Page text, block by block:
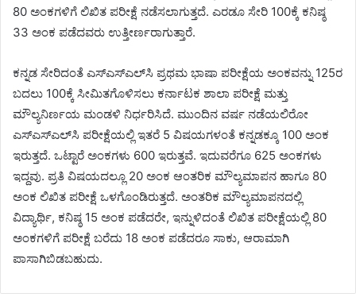
80 ಅಂಕಗಳಿಗೆ ಲಿಖಿತ ಪರೀಕ್ಷೆ ನಡೆಸಲಾಗುತ್ತದೆ. ಎರಡೂ ಸೇರಿ 100ಕ್ಕೆ ಕನಿಷ್ಠ
33 ಅಂಕ ಪಡೆದವರು ಉತ್ತೀರ್ಣರಾಗುತ್ತಾರೆ.
ಕನ್ನಡ ಸೇರಿದಂತೆ ಎಸ್‌ಎಸ್‌ಎಲ್‌ಸಿ ಪ್ರಥಮ ಭಾಷಾ ಪರೀಕ್ಷೆಯ ಅಂಕವನ್ನು 125ರ
ಬದಲು 100ಕ್ಕೆ ಸೀಮಿತಗೊಳಿಸಲು ಕರ್ನಾಟಕ ಶಾಲಾ ಪರೀಕ್ಷೆ ಮತ್ತು
ಮೌಲ್ಯನಿರ್ಣಯ ಮಂಡಳಿ ನಿರ್ಧರಿಸಿದೆ. ಮುಂದಿನ ವರ್ಷ ನಡೆಯಲಿರೋ
ಎಸ್‌ಎಸ್‌ಎಲ್‌ಸಿ ಪರೀಕ್ಷೆಯಲ್ಲಿ ಇತರೆ 5 ವಿಷಯಗಳಂತೆ ಕನ್ನಡಕ್ಕೂ 100 ಅಂಕ
ಇರುತ್ತದೆ. ಒಟ್ಟಾರೆ ಅಂಕಗಳು 600 ಇರುತ್ತವೆ. ಇದುವರೆಗೂ 625 ಅಂಕಗಳು
ಇದ್ದವು. ಪ್ರತಿ ವಿಷಯದಲ್ಲೂ 20 ಅಂಕ ಆಂತರಿಕ ಮೌಲ್ಯಮಾಪನ ಹಾಗೂ 80
ಅಂಕ ಲಿಖಿತ ಪರೀಕ್ಷೆ ಒಳಗೊಂಡಿರುತ್ತದೆ. ಅಂತರಿಕ ಮೌಲ್ಯಮಾಪನದಲ್ಲಿ
ವಿದ್ಯಾರ್ಥಿ, ಕನಿಷ್ಠ 15 ಅಂಕ ಪಡೆದರೇ, ಇನ್ನುಳಿದಂತೆ ಲಿಖಿತ ಪರೀಕ್ಷೆಯಲ್ಲಿ 80
ಅಂಕಗಳಿಗೆ ಪರೀಕ್ಷೆ ಬರೆದು 18 ಅಂಕ ಪಡೆದರೂ ಸಾಕು, ಆರಾಮಾಗಿ
ಪಾಸಾಗಿಬಿಡಬಹುದು.